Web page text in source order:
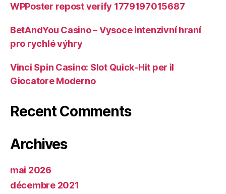
WPPoster repost verify 1779197015687
BetAndYou Casino – Vysoce intenzivní hraní
pro rychlé výhry
Vinci Spin Casino: Slot Quick‑Hit per il
Giocatore Moderno
Recent Comments
Archives
mai 2026
décembre 2021